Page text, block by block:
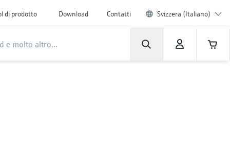
di prodotto Download Contatti Svizzera (Italiano)